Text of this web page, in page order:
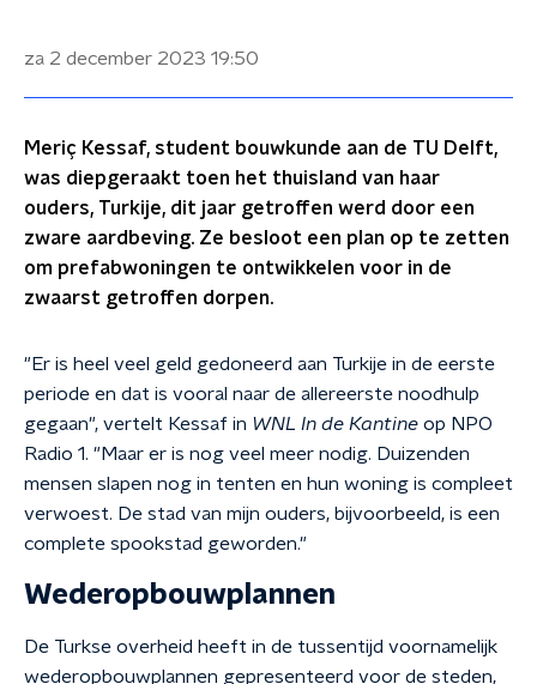
za 2 december 2023 19:50
Meriç Kessaf, student bouwkunde aan de TU Delft,
was diepgeraakt toen het thuisland van haar
ouders, Turkije, dit jaar getroffen werd door een
zware aardbeving. Ze besloot een plan op te zetten
om prefabwoningen te ontwikkelen voor in de
zwaarst getroffen dorpen.
"Er is heel veel geld gedoneerd aan Turkije in de eerste
periode en dat is vooral naar de allereerste noodhulp
gegaan", vertelt Kessaf in WNL In de Kantine op NPO
Radio 1. "Maar er is nog veel meer nodig. Duizenden
mensen slapen nog in tenten en hun woning is compleet
verwoest. De stad van mijn ouders, bijvoorbeeld, is een
complete spookstad geworden."
Wederopbouwplannen
De Turkse overheid heeft in de tussentijd voornamelijk
wederopbouwplannen gepresenteerd voor de steden,